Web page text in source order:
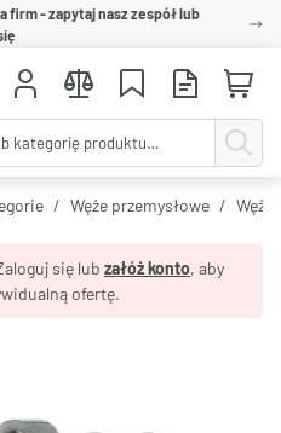
firm - zapytaj nasz zespół lub
Węże przemysłowe
się lub załóż konto, aby
ofertę.